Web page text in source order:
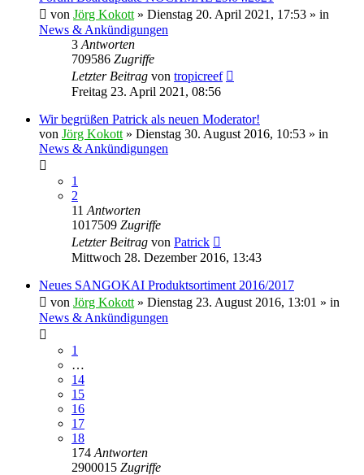
von Jörg Kokott » Dienstag 20. April 2021, 17:53 » in
News & Ankündigungen
3 Antworten
709586 Zugriffe
Letzter Beitrag von tropicreef
Freitag 23. April 2021, 08:56
Wir begrüßen Patrick als neuen Moderator!
von Jörg Kokott » Dienstag 30. August 2016, 10:53 » in
News & Ankündigungen
1
2
11 Antworten
1017509 Zugriffe
Letzter Beitrag von Patrick
Mittwoch 28. Dezember 2016, 13:43
Neues SANGOKAI Produktsortiment 2016/2017
von Jörg Kokott » Dienstag 23. August 2016, 13:01 » in
News & Ankündigungen
1
…
14
15
16
17
18
174 Antworten
2900015 Zugriffe